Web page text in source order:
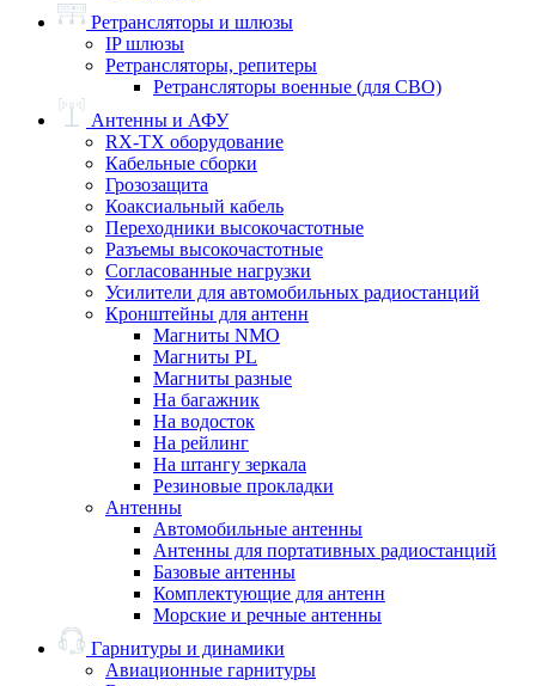
Ретрансляторы и шлюзы
IP шлюзы
Ретрансляторы, репитеры
Ретрансляторы военные (для СВО)
Антенны и АФУ
RX-TX оборудование
Кабельные сборки
Грозозащита
Коаксиальный кабель
Переходники высокочастотные
Разъемы высокочастотные
Согласованные нагрузки
Усилители для автомобильных радиостанций
Кронштейны для антенн
Магниты NMO
Магниты PL
Магниты разные
На багажник
На водосток
На рейлинг
На штангу зеркала
Резиновые прокладки
Антенны
Автомобильные антенны
Антенны для портативных радиостанций
Базовые антенны
Комплектующие для антенн
Морские и речные антенны
Гарнитуры и динамики
Авиационные гарнитуры